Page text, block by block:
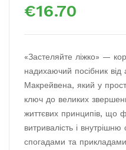
€16.70
«Застеляйте ліжко» —
надихаючий посібник
Макрейвена, який у
ключ до великих
життєвих принципів, що
витривалість і
спогадами та